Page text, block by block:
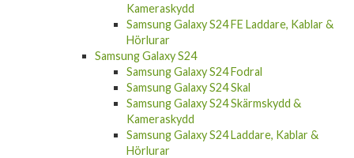
Kameraskydd
Samsung Galaxy S24 FE Laddare, Kablar &
Hörlurar
Samsung Galaxy S24
Samsung Galaxy S24 Fodral
Samsung Galaxy S24 Skal
Samsung Galaxy S24 Skärmskydd &
Kameraskydd
Samsung Galaxy S24 Laddare, Kablar &
Hörlurar